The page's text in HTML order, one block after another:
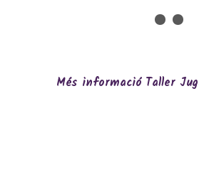
Més informació Taller